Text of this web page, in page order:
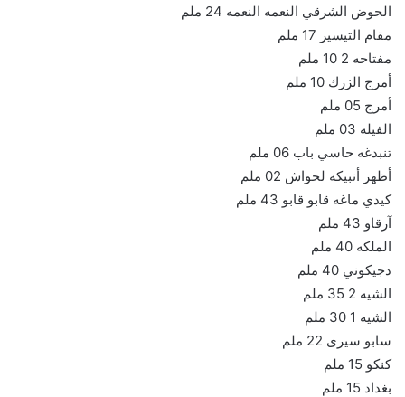
الحوض الشرقي النعمه النعمه 24 ملم
مقام التيسير 17 ملم
مفتاحه 2 10 ملم
أمرج الزرك 10 ملم
أمرج 05 ملم
الفيله 03 ملم
تنبدغه حاسي باب 06 ملم
أظهر أنبيكه لحواش 02 ملم
كيدي ماغه قابو قابو 43 ملم
آرقاو 43 ملم
الملكه 40 ملم
دجيكوني 40 ملم
الشيه 2 35 ملم
الشيه 1 30 ملم
سابو سيرى 22 ملم
كنكو 15 ملم
بغداد 15 ملم